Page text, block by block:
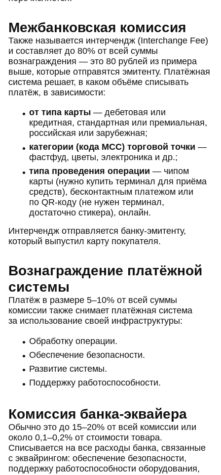
Межбанковская комиссия
Также называется интерчендж (Interchange Fee)
и составляет до 80% от всей суммы
вознаграждения — это 80 рублей из примера
выше, которые отправятся эмитенту. Платёжная
система решает, в каком объёме списывать
платёж, в зависимости:
от типа карты — дебетовая или
кредитная, стандартная или премиальная,
российская или зарубежная;
категории (кода MCC) торговой точки —
фастфуд, цветы, электроника и др.;
типа проведения операции — чипом
карты (нужно купить терминал для приёма
средств), бесконтактным платежом или
по QR-коду (не нужен терминал,
достаточно стикера), онлайн.
Интерчендж отправляется банку-эмитенту,
который выпустил карту покупателя.
Вознаграждение платёжной
системы
Платёж в размере 5–10% от всей суммы
комиссии также снимает платёжная система
за использование своей инфраструктуры:
Обработку операции.
Обеспечение безопасности.
Развитие системы.
Поддержку работоспособности.
Комиссия банка-эквайера
Обычно это до 15–20% от всей комиссии или
около 0,1–0,2% от стоимости товара.
Списывается на все расходы банка, связанные
с эквайрингом: обеспечение безопасности,
поддержку работоспособности оборудования,